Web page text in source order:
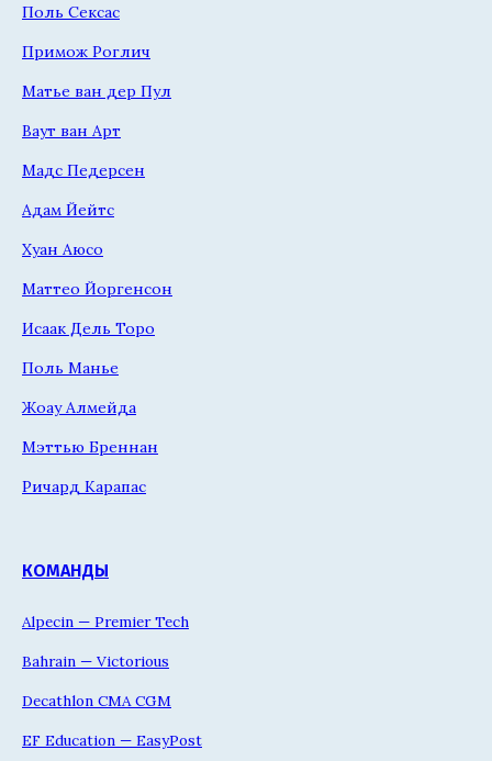
Поль Сексас
Примож Роглич
Матье ван дер Пул
Ваут ван Арт
Мадс Педерсен
Адам Йейтс
Хуан Аюсо
Маттео Йоргенсон
Исаак Дель Торо
Поль Манье
Жоау Алмейда
Мэттью Бреннан
Ричард Карапас
КОМАНДЫ
Alpecin — Premier Tech
Bahrain — Victorious
Decathlon CMA CGM
EF Education — EasyPost